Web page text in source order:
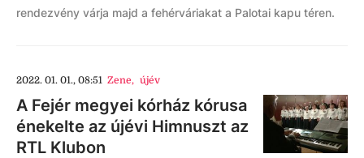
rendezvény várja majd a fehérváriakat a Palotai kapu téren.
2022. 01. 01., 08:51 Zene, újév
A Fejér megyei kórház kórusa
énekelte az újévi Himnuszt az
RTL Klubon